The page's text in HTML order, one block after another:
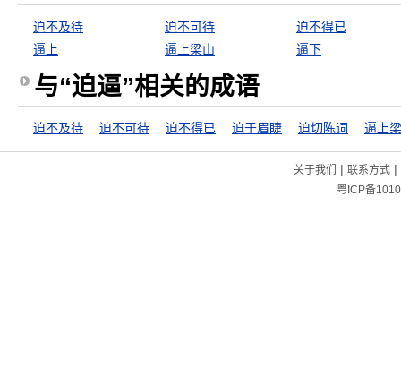
迫不及待 迫不可待
迫不得已
逼上
逼上梁山 逼下
与“迫逼”相关的成语
迫不及待 迫不可待 迫不得已 迫于眉睫 迫切陈词 逼上
关于我们 | 联系方式|
粤ICP备